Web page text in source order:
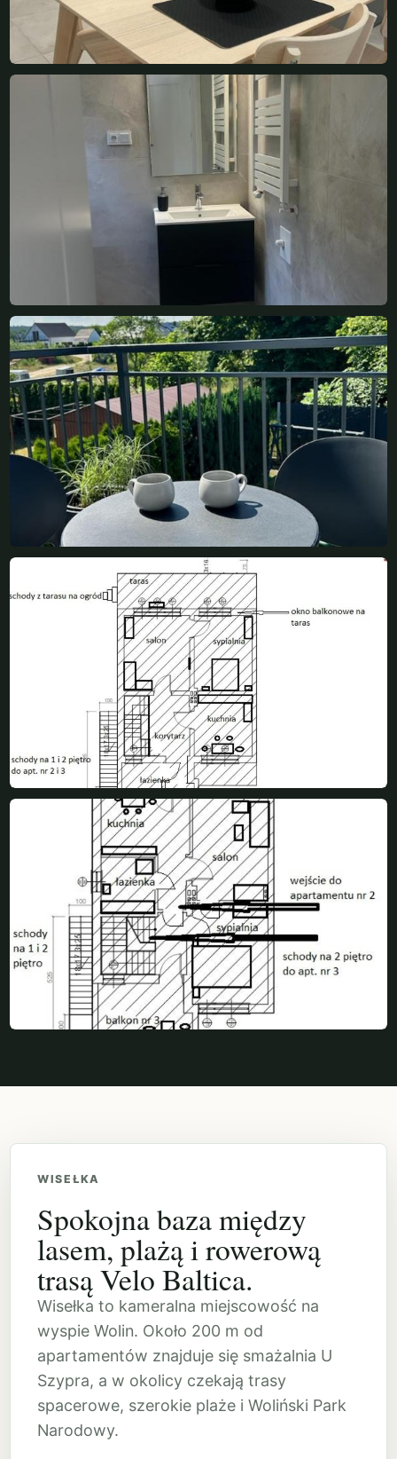
WISEŁKA
Spokojna baza między
lasem, plażą i rowerową
trasą Velo Baltica.
Wisełka to kameralna miejscowość na
wyspie Wolin. Około 200 m od
apartamentów znajduje się smażalnia U
Szypra, a w okolicy czekają trasy
spacerowe, szerokie plaże i Woliński Park
Narodowy.